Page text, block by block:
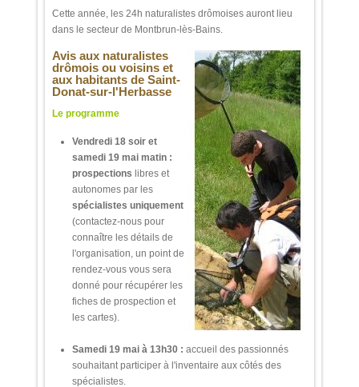
Cette année, les 24h naturalistes drômoises auront lieu
dans le secteur de Montbrun-lès-Bains.
Avis aux naturalistes
drômois ou voisins et
aux habitants de Saint-
Donat-sur-l'Herbasse
Le programme
Vendredi 18 soir et
samedi 19 mai matin :
prospections libres et
autonomes par les
spécialistes uniquement
(contactez-nous pour
connaître les détails de
l'organisation, un point de
rendez-vous vous sera
donné pour récupérer les
fiches de prospection et
les cartes).
Samedi 19 mai à 13h30 : accueil des passionnés
souhaitant participer à l'inventaire aux côtés des
spécialistes.